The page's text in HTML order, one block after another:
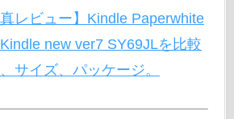
レビュー】Kindle Paperwhite
new ver7 SY69JLを比較
サイズ、パッケージ。